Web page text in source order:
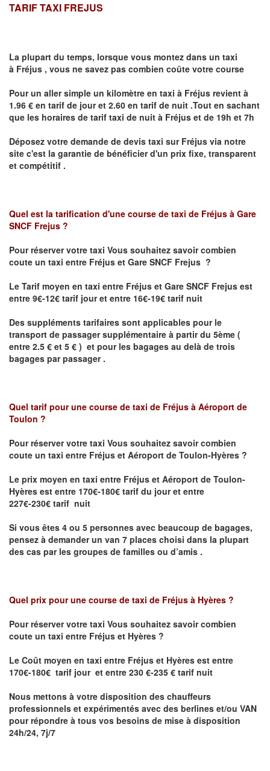
TARIF TAXI FREJUS
La plupart du temps, lorsque vous montez dans un taxi
à Fréjus , vous ne savez pas combien coûte votre course
Pour un aller simple un kilomètre en taxi à Fréjus revient à
1.96 € en tarif de jour et 2.60 en tarif de nuit .Tout en sachant
que les horaires de tarif taxi de nuit à Fréjus et de 19h et 7h
Déposez votre demande de devis taxi sur Fréjus via notre
site c'est la garantie de bénéficier d'un prix fixe, transparent
et compétitif .
Quel est la tarification d'une course de taxi de Fréjus à Gare
SNCF Frejus ?
Pour réserver votre taxi Vous souhaitez savoircombien
coute un taxi entre Fréjus et Gare SNCF Frejus ?
Le Tarif moyen en taxi entre Fréjus et Gare SNCF Frejus est
entre 9€-12€ tarif jour et entre 16€-19€ tarif nuit
Des suppléments tarifaires sont applicables pour le
transport de passager supplémentaire à partir du 5ème (
entre 2.5 € et 5 € ) et pour les bagages au delà de trois
bagages par passager .
Quel tarif pour une course de taxi de Fréjus à Aéroport de
Toulon ?
Pour réserver votre taxi Vous souhaitez savoircombien
coute un taxi entre Fréjus et Aéroport de Toulon-Hyères ?
Le prix moyen en taxi entre Fréjus et Aéroport de Toulon-
Hyères est entre 170€-180€ tarif du jour et entre
227€-230€ tarif nuit
Si vous êtes 4 ou 5 personnes avec beaucoup de bagages,
pensez à demander un van 7 places choisi dans la plupart
des cas par les groupes de familles ou d’amis .
Quel prix pour une course de taxi de Fréjus à Hyères ?
Pour réserver votre taxi Vous souhaitez savoircombien
coute un taxi entre Fréjus et Hyères ?
Le Coût moyen en taxi entre Fréjus et Hyères est entre
170€-180€ tarif jour et entre 230 €-235 € tarif nuit
Nous mettons à votre disposition des chauffeurs
professionnels et expérimentés avec des berlines et/ou VAN
pour répondre à tous vos besoins de mise à disposition
24h/24, 7j/7